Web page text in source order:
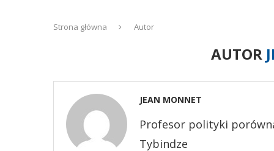
Strona główna Autor
AUTOR
JEAN MONNET
Profesor polityki
Tybindze